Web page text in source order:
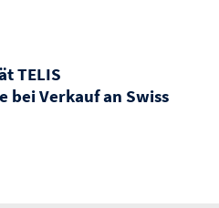
TELIS
bei Verkauf an Swiss